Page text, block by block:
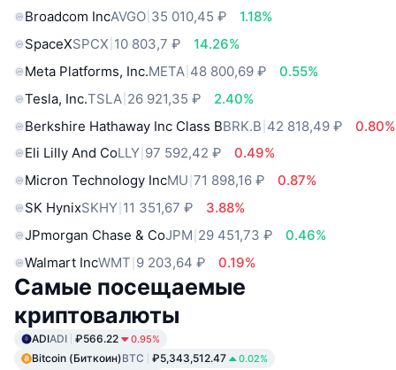
Broadcom IncAVGO 35 010,45 ₽
1.18%
SpaceXSPCX 10 803,7 ₽
14.26%
Meta Platforms, Inc.META 48 800,69 ₽
0.55%
Tesla, Inc.TSLA 26 921,35 ₽
2.40%
Berkshire Hathaway Inc Class BBRK.B 42 818,49 ₽
0.80%
Eli Lilly And CoLLY 97 592,42 ₽
0.49%
Micron Technology IncMU 71 898,16 ₽
0.87%
SK HynixSKHY 11 351,67 ₽
3.88%
JPmorgan Chase & CoJPM 29 451,73 ₽
0.46%
Walmart IncWMT 9 203,64 ₽ 0.19%
Самые посещаемые
криптовалюты
ADIADI ₽566.22 0.95%
Bitcoin (Биткоин)BTC ₽5,343,512.47 0.02%